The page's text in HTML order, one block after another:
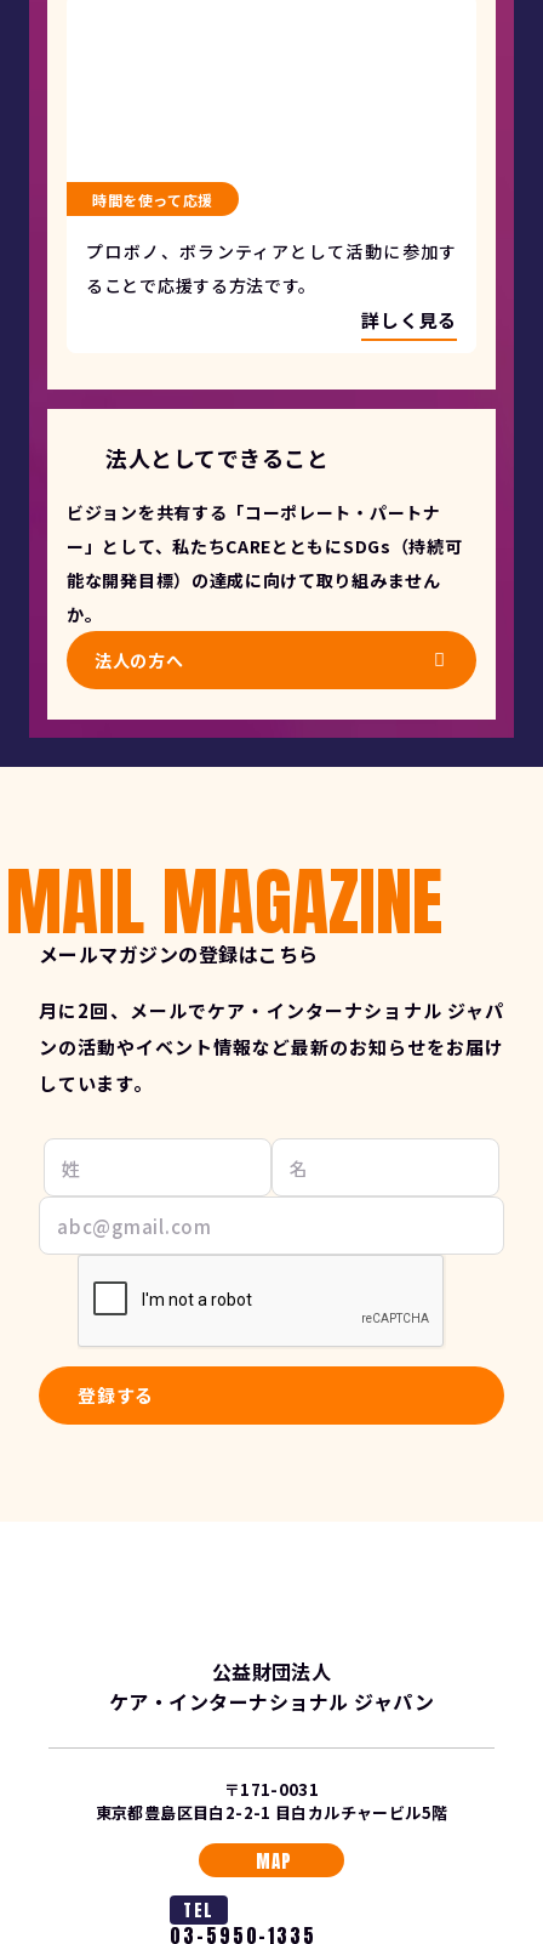
時間を使って応援
プロボノ、ボランティアとして活動に参加す
ることで応援する方法です。
詳しく見る
法人としてできること
ビジョンを共有する「コーポレート・パートナ
ー」として、私たちCAREとともにSDGs（持続可
能な開発目標）の達成に向けて取り組みません
か。
法人の方へ
MAIL MAGAZINE
メールマガジンの登録はこちら
月に2回、メールでケア・インターナショナル ジャパ
ンの活動やイベント情報など最新のお知らせをお届け
しています。
登録する
公益財団法人
ケア・インターナショナル ジャパン
〒171-0031
東京都豊島区目白2-2-1 目白カルチャービル5階
MAP
TEL
03-5950-1335